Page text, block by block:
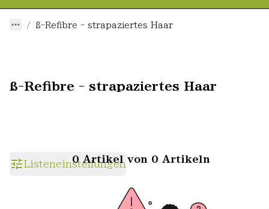
ß-Refibre - strapaziertes Haar
ß-Refibre - strapaziertes Haar
Listeneinstellungen
0 Artikel von 0 Artikeln